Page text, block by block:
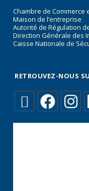
Chambre de Commerce
Maison de l’entreprise
Autorité de Régulation
Direction Générale des
Caisse Nationale de
RETROUVEZ-NOUS